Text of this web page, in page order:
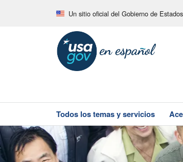
Un sitio oficial del Gobierno de
Todos los temas y servicios